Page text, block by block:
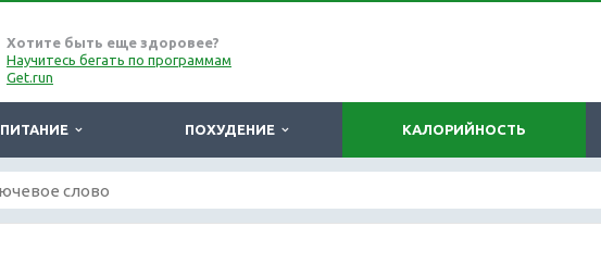
Хотите быть еще здоровее?
Научитесь бегать по программам
Get.run
ПИТАНИЕ ПОХУДЕНИЕ КАЛОРИЙНОСТЬ